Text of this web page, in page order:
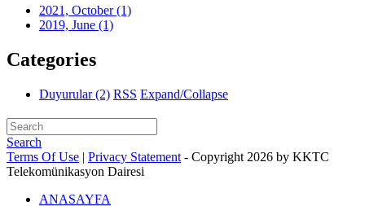
2021, October(1)
2019, June (1)
Categories
Duyurular(2) RSS Expand/Collapse
Search
Terms Of Use | Privacy Statement - Copyright 2026 by KKTC
Telekomünikasyon Dairesi
ANASAYFA